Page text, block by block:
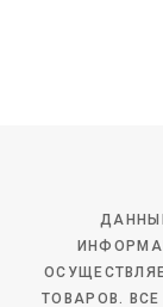
ТОВАРОВ.